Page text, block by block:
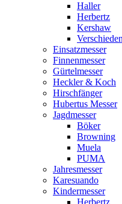
Haller
Herbertz
Kershaw
Einsatzmesser
Finnenmesser
Gürtelmesser
Heckler & Koch
Hirschfänger
Hubertus Messer
Jagdmesser
Böker
Browning
Muela
PUMA
Jahresmesser
Karesuando
Kindermesser
Herbertz